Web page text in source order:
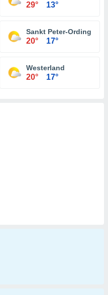
29° 13°
Sankt Peter-Ording
20° 17°
Westerland
20° 17°